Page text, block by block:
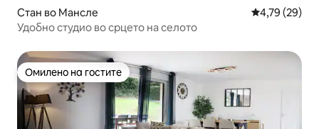
Стан во Мансле Просечна
4,79 (29)
Удобно студио во срцето на селото
Омилено на гостите
Омилено на гостите